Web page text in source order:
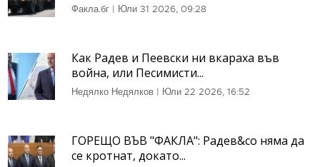
Факла.бг | Юли 31 2026, 09:28
Как Радев и Пеевски ни вкараха във
война, или Песимисти...
Недялко Недялков | Юли 22 2026, 16:52
ГОРЕЩО ВЪВ "ФАКЛА": Радев&co няма да
се кротнат, докато...